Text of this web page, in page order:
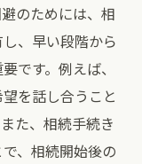
のためには、相
、早い段階から
です。例えば、
を話し合うこと
た、相続手続き
、相続開始後の